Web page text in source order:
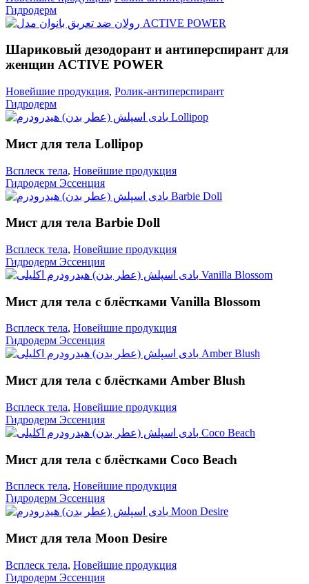
Гидродерм
Шариковый дезодорант и антиперспирант для
женщин ACTIVE POWER
Новейшие продукция, Ролик-антиперспирант
Гидродерм
Мист для тела Lollipop
Всплеск тела, Новейшие продукция
Гидродерм Эссенция
Мист для тела Barbie Doll
Всплеск тела, Новейшие продукция
Гидродерм Эссенция
Мист для тела с блёстками Vanilla Blossom
Всплеск тела, Новейшие продукция
Гидродерм Эссенция
Мист для тела с блёстками Amber Blush
Всплеск тела, Новейшие продукция
Гидродерм Эссенция
Мист для тела с блёстками Coco Beach
Всплеск тела, Новейшие продукция
Гидродерм Эссенция
Мист для тела Moon Desire
Всплеск тела, Новейшие продукция
Гидродерм Эссенция